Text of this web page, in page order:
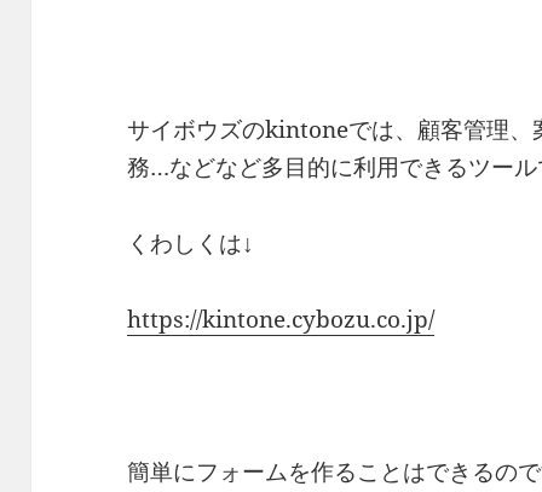
サイボウズのkintoneでは、顧客管理、
務…などなど多目的に利用できるツー
くわしくは↓
https://kintone.cybozu.co.jp/
簡単にフォームを作ることはできるの